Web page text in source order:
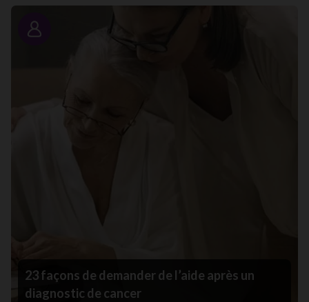
Portrait
23 façons de demander de l’aide après un
diagnostic de cancer